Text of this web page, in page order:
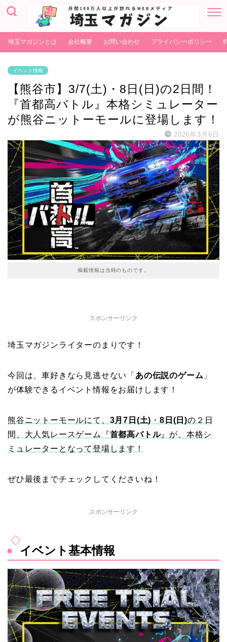
埼玉マガジンとは 会社概要 お問い合わせ プライバシーポリシー
イベント情報
【熊谷市】3/7(土)・8日(日)の2日間！
『首都高バトル』本格シミュレーター
が熊谷ニットーモールに登場します！
2026年3月6日
掲載情報は当時のものです。
スポンサーリンク
埼玉マガジンライターのまりです！
今回は、車好きなら見逃せない「 あの伝説のゲーム 」
が体験できるイベント情報をお届けします！
熊谷ニットーモールにて、 3月7日(土) ・8日(日)の２日
間、大人気レースゲーム『首都高バトル』が、本格シ
ミュレーターとなって登場します！
ぜひ最後までチェックしてくださいね！
スポンサーリンク
イベント基本情報